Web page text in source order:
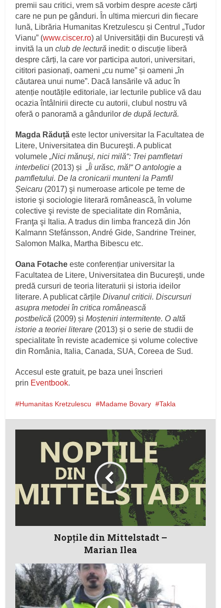
premii sau critici, vrem să vorbim despreacestecărți
care ne pun pe gânduri. În ultima miercuri din fiecare
lună, Librăria Humanitas Kretzulescu și Centrul „Tudor
Vianu” (www.ciscer.ro) al Universității din București vă
invită la unclub de lectură inedit: o discuție liberă
despre cărți, la care vor participa autori, universitari,
cititori pasionați, oameni „cu nume” și oameni „în
căutarea unui nume”. Dacă lansările vă aduc în
atenție noutățile editoriale, iar lecturile publice vă dau
ocazia întâlnirii directe cu autorii, clubul nostru vă
oferă o panoramă a gândurilorde după lectură.
Magda Răduță este lector universitar la Facultatea de
Litere, Universitatea din Bucureşti. A publicat
volumele„Nici mănuşi, nici milă“: Trei pamﬂetari
interbelici (2013) și„Îi urăsc, mă!“ O antologie a
pamfletului. De la cronicarii munteni la Pamfil
Șeicaru (2017) şi numeroase articole pe teme de
istorie şi sociologie literară românească, în volume
colective şi reviste de specialitate din România,
Franţa şi Italia. A tradus din limba franceză din Jón
Kalmann Stefánsson, André Gide, Sandrine Treiner,
Salomon Malka, Martha Bibescu etc.
Oana Fotache este conferențiar universitar la
Facultatea de Litere, Universitatea din Bucureşti, unde
predă cursuri de teoria literaturii și istoria ideilor
literare. A publicat cărțileDivanul criticii. Discursuri
asupra metodei în critica românească
postbelică (2009) șiMoșteniri intermitente. O altă
istorie a teoriei literare (2013) și o serie de studii de
specialitate în reviste academice și volume colective
din România, Italia, Canada, SUA, Coreea de Sud.
Accesul este gratuit, pe baza unei înscrieri
prin Eventbook.
Humanitas Kretzulescu Madame Bovary Takla
Nopțile din Mittelstadt –
Marian Ilea